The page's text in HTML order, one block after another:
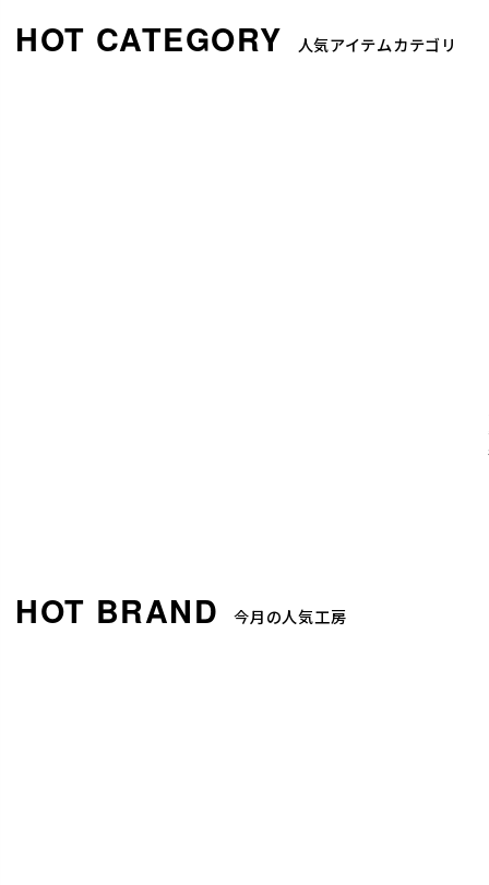
人気アイテムカテゴリ
今月の人気工房